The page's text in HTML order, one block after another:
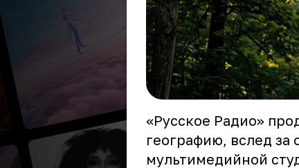
«Русское Радио»
географию, вслед
мультимедийной